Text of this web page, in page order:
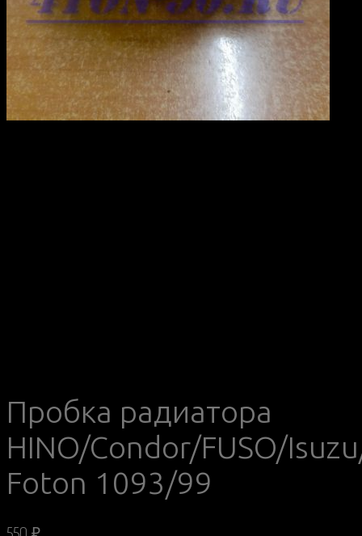
Пробка радиатора
HINO/Condor/FUSO/
Foton 1093/99
550 ₽